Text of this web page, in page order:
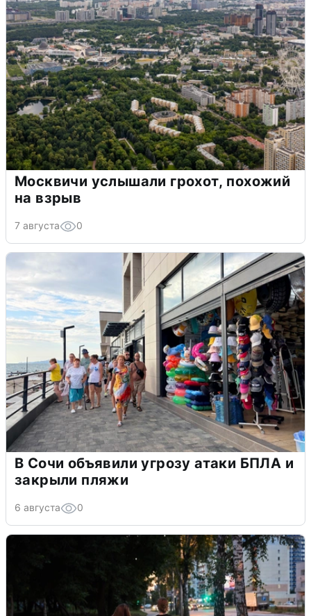
Москвичи услышали грохот, похожий
на взрыв
7 августа 0
В Сочи объявили угрозу атаки БПЛА и
закрыли пляжи
6 августа 0